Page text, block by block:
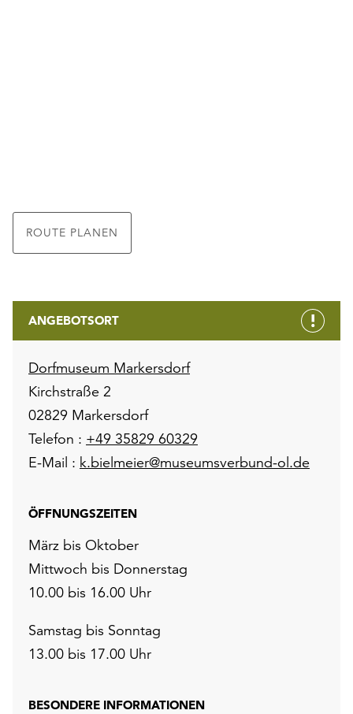
ROUTE PLANEN
ANGEBOTSORT
Dorfmuseum Markersdorf
Kirchstraße 2
02829 Markersdorf
Telefon : +49 35829 60329
E-Mail : k.bielmeier@museumsverbund-ol.de
ÖFFNUNGSZEITEN
März bis Oktober
Mittwoch bis Donnerstag
10.00 bis 16.00 Uhr
Samstag bis Sonntag
13.00 bis 17.00 Uhr
BESONDERE INFORMATIONEN